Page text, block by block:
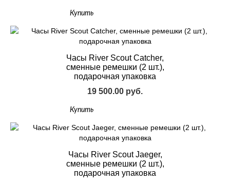
Купить
Часы River Scout Catcher,
сменные ремешки (2 шт.),
подарочная упаковка
19 500.00 руб.
Купить
Часы River Scout Jaeger,
сменные ремешки (2 шт.),
подарочная упаковка